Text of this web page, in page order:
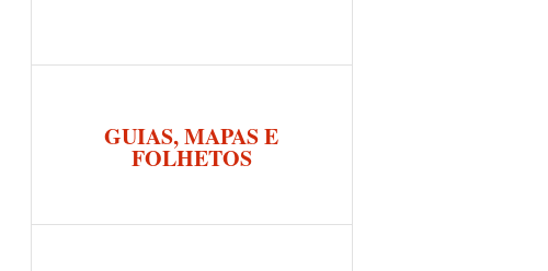
GUIAS, MAPAS E
FOLHETOS